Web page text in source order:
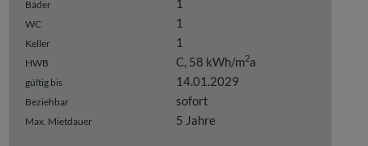
Bäder 1
WC 1
Keller 1
HWB C, 58 kWh/m2a
gültig bis 14.01.2029
Beziehbar sofort
Max. Mietdauer 5 Jahre